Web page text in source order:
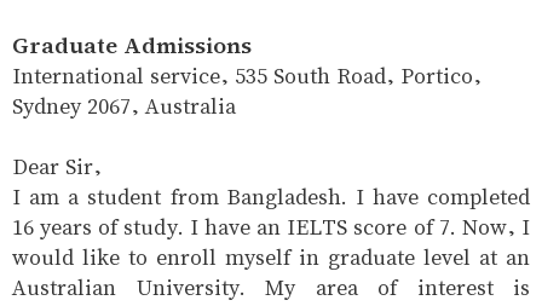
Graduate Admissions
International service, 535 South Road, Portico,
Sydney 2067, Australia
Dear Sir,
I am a student from Bangladesh. I have completed
16 years of study. I have an IELTS score of 7. Now, I
would like to enroll myself in graduate level at an
Australian University. My area of interest is